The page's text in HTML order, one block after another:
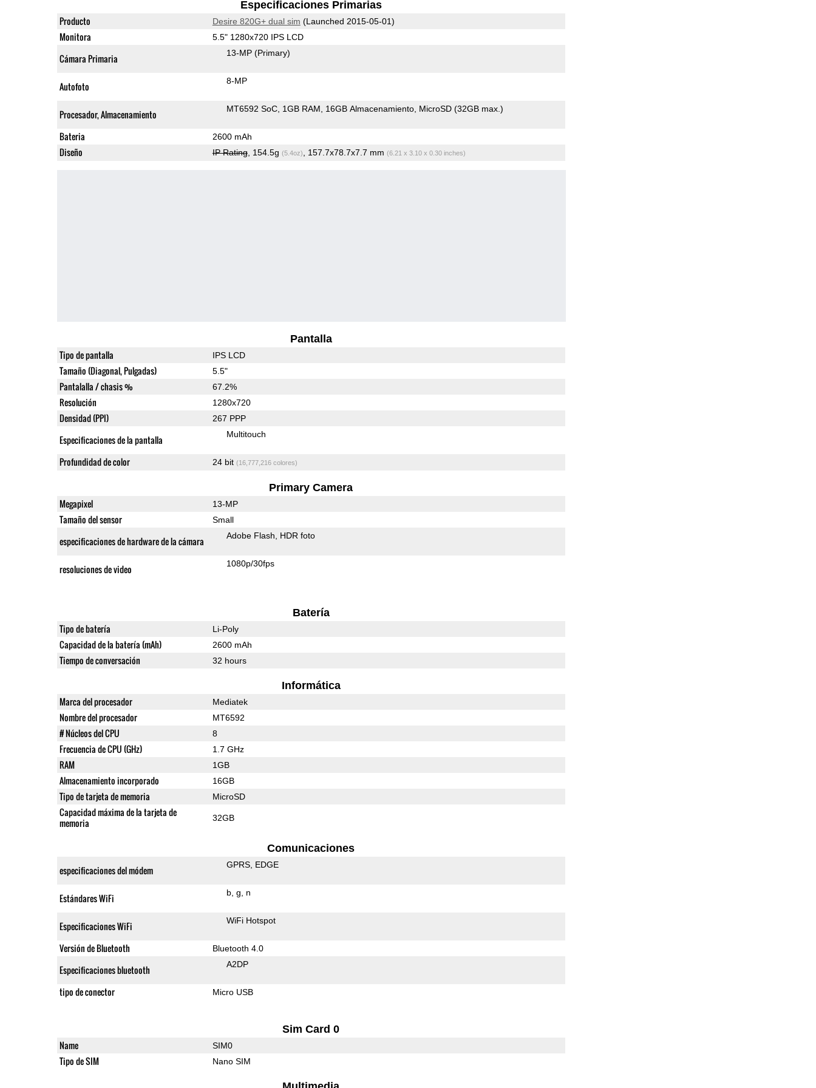
Especificaciones Primarias
Producto Desire 820G+ dual sim (Launched 2015-05-01)
Monitora 5.5" 1280x720 IPS LCD
Cámara Primaria 13-MP (Primary)
Autofoto 8-MP
Procesador, Almacenamiento MT6592 SoC 1GB RAM 16GB Almacenamiento MicroSD (32GB max.)
Bateria 2600 mAh
Diseño IP Rating, 154.5g (5.4oz) , 157.7x78.7x7.7 mm (6.21 x 3.10 x 0.30 inches)
Pantalla
Tipo de pantalla IPS LCD
Tamaño (Diagonal, Pulgadas) 5.5"
Pantalalla / chasis % 67.2%
Resolución 1280x720
Densidad (PPI) 267 PPP
Especificaciones de la pantalla Multitouch
Profundidad de color 24 bit (16,777,216 colores)
Primary Camera
Megapixel 13-MP
Tamaño del sensor Small
especificaciones de hardware de la cámara Adobe Flash HDR foto
resoluciones de video 1080p/30fps
Batería
Tipo de batería Li-Poly
Capacidad de la batería (mAh) 2600 mAh
Tiempo de conversación 32 hours
Informática
Marca del procesador Mediatek
Nombre del procesador MT6592
# Núcleos del CPU 8
Frecuencia de CPU (GHz) 1.7 GHz
RAM 1GB
Almacenamiento incorporado 16GB
Tipo de tarjeta de memoria MicroSD
Capacidad máxima de la tarjeta de
memoria
32GB
Comunicaciones
especificaciones del módem GPRS EDGE
Estándares WiFi b g n
Especificaciones WiFi WiFi Hotspot
Versión de Bluetooth Bluetooth 4.0
Especificaciones bluetooth A2DP
tipo de conector Micro USB
Sim Card 0
Name SIM0
Tipo de SIM Nano SIM